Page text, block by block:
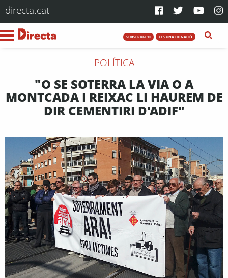
directa.cat
SUBSCRIU-T'HI FES UNA DONACIÓ
POLÍTICA
"O SE SOTERRA LA VIA O A
MONTCADA I REIXAC LI HAUREM DE
DIR CEMENTIRI D'ADIF"